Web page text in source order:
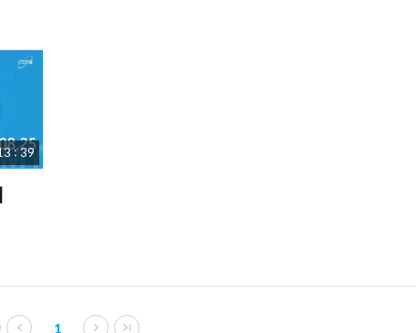
: 39
1